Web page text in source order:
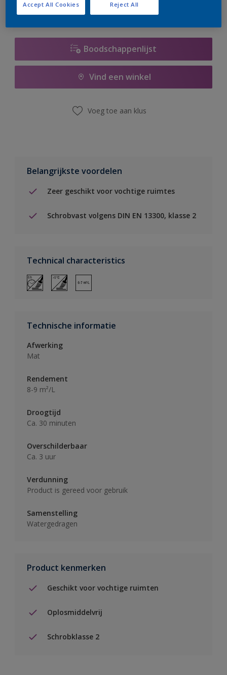
Boodschappenlijst
Vind een winkel
Voeg toe aan klus
Belangrijkste voordelen
Zeer geschikt voor vochtige ruimtes
Schrobvast volgens DIN EN 13300, klasse 2
Technical characteristics
Technische informatie
Afwerking
Mat
Rendement
8-9 m²/L
Droogtijd
Ca. 30 minuten
Overschilderbaar
Ca. 3 uur
Verdunning
Product is gereed voor gebruik
Samenstelling
Watergedragen
Product kenmerken
Geschikt voor vochtige ruimten
Oplosmiddelvrij
Schrobklasse 2
Reject All
Accept All Cookies